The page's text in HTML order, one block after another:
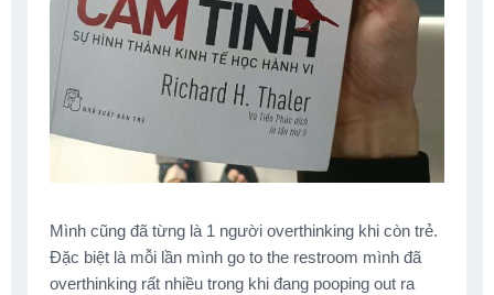
Mình cũng đã từng là 1 người overthinking khi còn trẻ.
Đặc biệt là mỗi lần mình go to the restroom mình đã
overthinking rất nhiều trong khi đang pooping out ra